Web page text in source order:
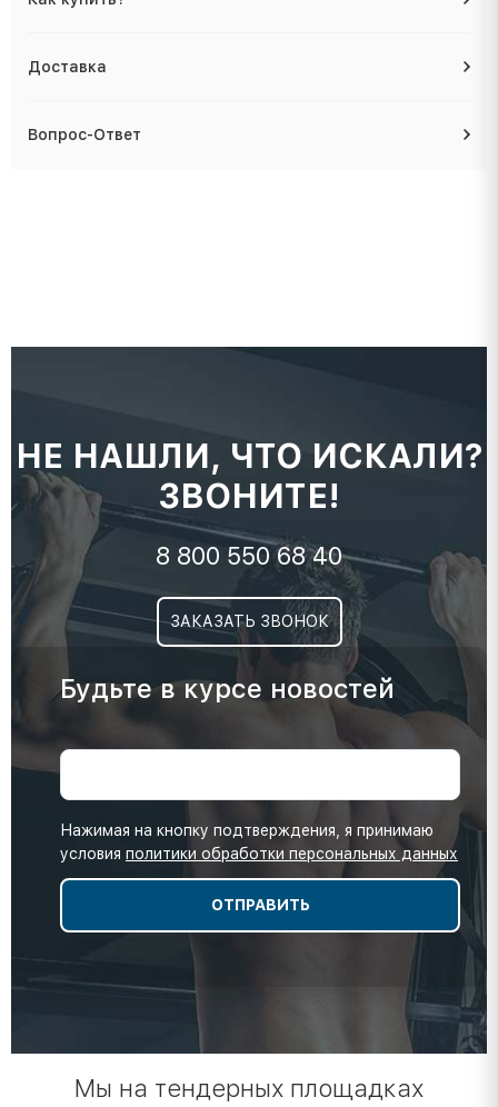
Доставка
Вопрос-Ответ
НЕ НАШЛИ, ЧТО ИСКАЛИ?
ЗВОНИТЕ!
8 800 550 68 40
ЗАКАЗАТЬ ЗВОНОК
Будьте в курсе новостей
Нажимая на кнопку подтверждения, я принимаю
условия политики обработки персональных данных
Мы на тендерных площадках